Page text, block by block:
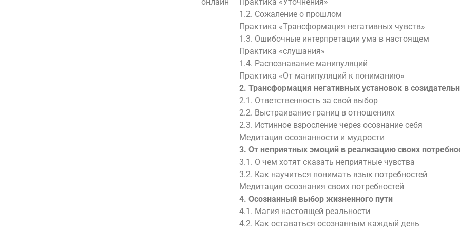
1.2. Сожаление о прошлом
Практика «Трансформация негативных чувств»
1.3. Ошибочные интерпретации ума в настоящем
Практика «слушания»
1.4. Распознавание манипуляций
Практика «От манипуляций к пониманию»
2. Трансформация негативных установок в
2.1. Ответственность за свой выбор
2.2. Выстраивание границ в отношениях
2.3. Истинное взросление через осознание себя
Медитация осознанности и мудрости
3. От неприятных эмоций в реализацию своих
3.1. О чем хотят сказать неприятные чувства
3.2. Как научиться понимать язык потребностей
Медитация осознания своих потребностей
4. Осознанный выбор жизненного пути
4.1. Магия настоящей реальности
4.2. Как оставаться осознанным каждый день